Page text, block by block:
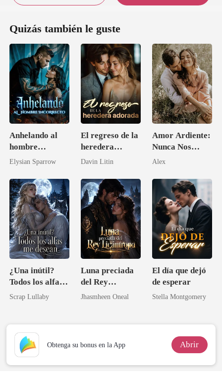
Quizás también le guste
Anhelando al
hombre
incorrecto
Elysian Sparrow
El regreso de la
heredera
adorada
Davin Litin
Amor Ardiente:
Nunca Nos
Separaremos
Alex
¿Una inútil?
Todos los alfas
me desean
Scrap Lullaby
Luna preciada
del Rey
Licántropo
Jhasmheen Oneal
El día que dejó
de esperar
Stella Montgomery
Obtenga su bonus en la App Abrir